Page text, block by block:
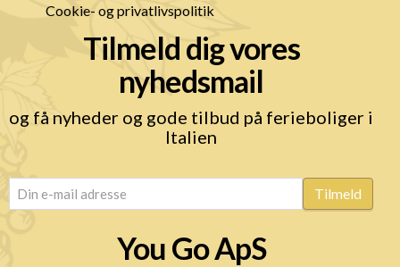
Cookie- og privatlivspolitik
Tilmeld dig vores
nyhedsmail
og få nyheder og gode tilbud på ferieboliger i
Italien
email (Påkrævet) Tilmeld
You Go ApS